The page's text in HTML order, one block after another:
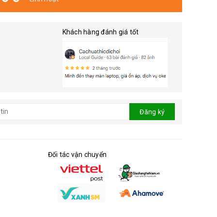
Khách hàng đánh giá tốt
Đăng ký
Đối tác vận chuyển